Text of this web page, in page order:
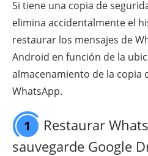
Si tiene una copia de
elimina accidentalmente el
restaurar los mensajes de
Android en función de la
almacenamiento de la copia
WhatsApp.
1
Restaurar
sauvegarde Google